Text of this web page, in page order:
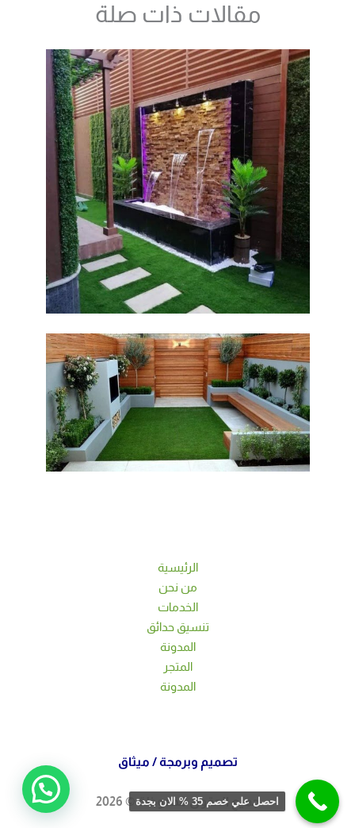
مقالات ذات صلة
الرئيسية
من نحن
الخدمات
تنسيق حدائق
المدونة
المتجر
المدونة
تصميم وبرمجة / ميثاق
جميع الحقوق محفوظة © 2026
احصل علي خصم 35 % الان بجدة